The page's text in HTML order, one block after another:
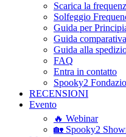
Scarica la
Solfeggio
Guida per
Guida
Guida alla
FAQ
Entra in contatto
Spooky2
RECENSIONI
Evento
🔥 Webinar
🏡 Spooky2